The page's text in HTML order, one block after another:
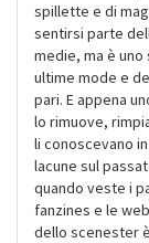
spillette e di
sentirsi parte
medie, ma è
ultime mode e
pari. E appena
lo rimuove,
li conoscevano
lacune sul
quando veste i
fanzines e le
dello scenester